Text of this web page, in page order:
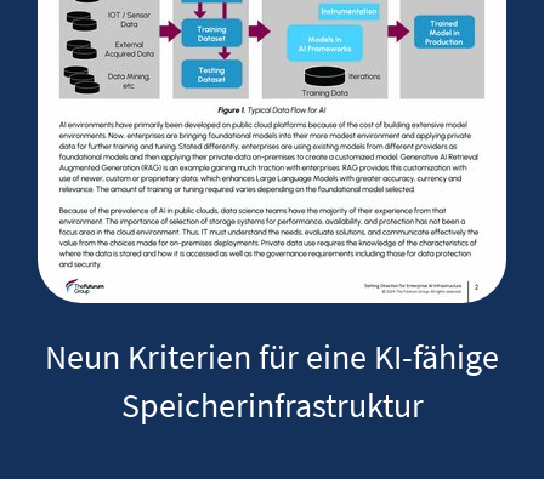
Neun Kriterien für eine KI-fähige
Speicherinfrastruktur